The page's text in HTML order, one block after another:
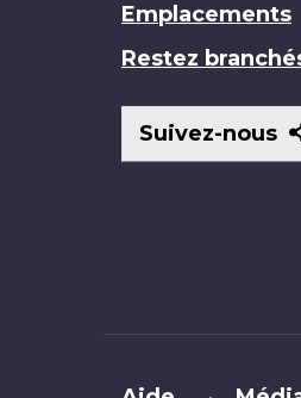
Emplacements
Restez
Suivez-nous
Brand